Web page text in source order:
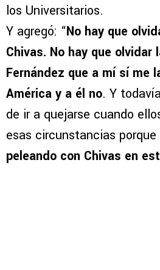
los Universitarios.
Y agregó: “No hay que
Chivas. No hay que olvidar
Fernández que a mí sí me
América y a él no. Y
de ir a quejarse cuando
esas circunstancias porque
peleando con Chivas en